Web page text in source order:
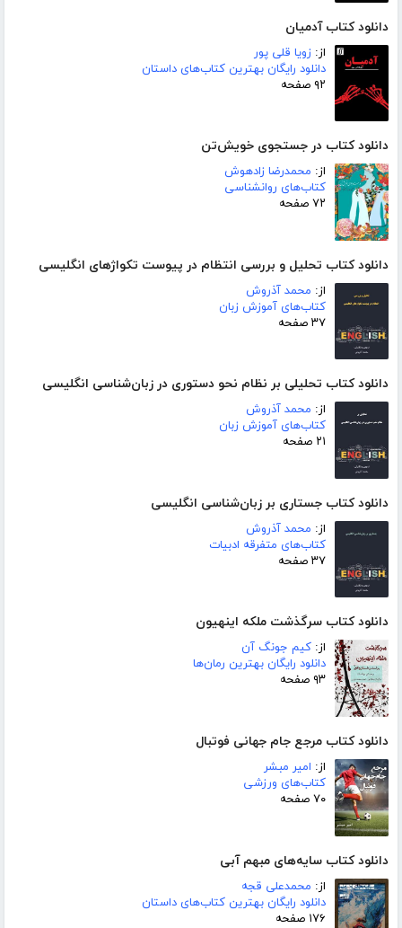
دانلود کتاب آدمیان
از: زویا قلی پور
دانلود رایگان بهترین کتاب‌های داستان
۹۲ صفحه
دانلود کتاب در جستجوی خویش‌تن
از: محمدرضا زادهوش
کتاب‌های روانشناسی
۷۲ صفحه
دانلود کتاب تحلیل و بررسی انتظام در پیوست تکواژهای انگلیسی
از: محمد آذروش
کتاب‌های آموزش زبان
۳۷ صفحه
دانلود کتاب تحلیلی بر نظام نحو دستوری در زبان‌شناسی انگلیسی
از: محمد آذروش
کتاب‌های آموزش زبان
۲۱ صفحه
دانلود کتاب جستاری بر زبان‌شناسی انگلیسی
از: محمد آذروش
کتاب‌های متفرقه ادبیات
۳۷ صفحه
دانلود کتاب سرگذشت ملکه اینهیون
از: کیم جونگ آن
دانلود رایگان بهترین رمان‌ها
۹۳ صفحه
دانلود کتاب مرجع جام جهانی فوتبال
از: امیر مبشر
کتاب‌های ورزشی
۷۰ صفحه
دانلود کتاب سایه‌های مبهم آبی
از: محمدعلی قجه
دانلود رایگان بهترین کتاب‌های داستان
۱۷۶ صفحه